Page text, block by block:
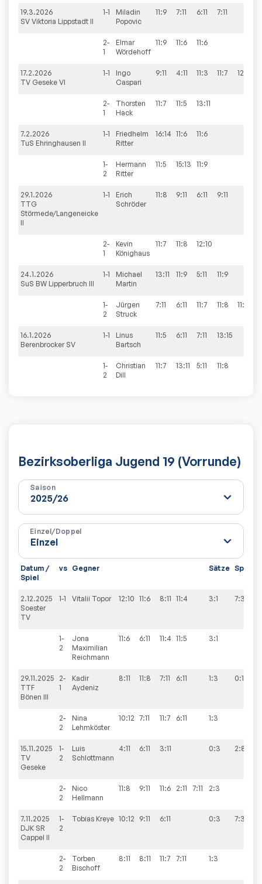
19.3.2026
SV Viktoria Lippstadt II
1-1
Miladin
Popovic
11:9 7:11 6:11 7:11
2-
1
Elmar
Wördehoff
11:9 11:6 11:6
17.2.2026
TV Geseke VI
1-1
Ingo
Caspari
9:11 4:11 11:3 11:7 12:10
2-
1
Thorsten
Hack
11:7 11:5 13:11
7.2.2026
TuS Ehringhausen II
1-1
Friedhelm
Ritter
16:14 11:6 11:6
1-
2
Hermann
Ritter
11:5 15:13 11:9
29.1.2026
TTG
Störmede/Langeneicke
II
1-1
Erich
Schröder
11:8 9:11 6:11 9:11
2-
1
Kevin
Könighaus
11:7 11:8 12:10
24.1.2026
SuS BW Lipperbruch III
1-1
Michael
Martin
13:11 11:9 5:11 11:9
1-
2
Jürgen
Struck
7:11 6:11 11:7 11:8 11:5
16.1.2026
Berenbrocker SV
1-1
Linus
Bartsch
11:5 6:11 7:11 13:15
1-
2
Christian
Dill
11:7 13:11 5:11 11:8
Bezirksoberliga Jugend 19 (Vorrunde)
Saison
Einzel/Doppel
Datum /
Spiel
vs Gegner Sätze Spiele
2.12.2025
Soester
TV
1-1 Vitalii Topor 12:10 11:6 8:11 11:4 3:1 7:3
1-
2
Jona
Maximilian
Reichmann
11:6 6:11 11:4 11:5 3:1
29.11.2025
TTF
Bönen III
2-
1
Kadir
Aydeniz
8:11 11:8 7:11 6:11 1:3 0:10
2-
2
Nina
Lehmköster
10:12 7:11 11:7 6:11 1:3
15.11.2025
TV
Geseke
1-
2
Luis
Schlottmann
4:11 6:11 3:11 0:3 2:8
2-
2
Nico
Hellmann
11:8 9:11 11:6 2:11 7:11 2:3
7.11.2025
DJK SR
Cappel II
1-
2
Tobias Kreye 10:12 9:11 6:11 0:3 7:3
2-
2
Torben
Bischoff
8:11 8:11 11:7 7:11 1:3